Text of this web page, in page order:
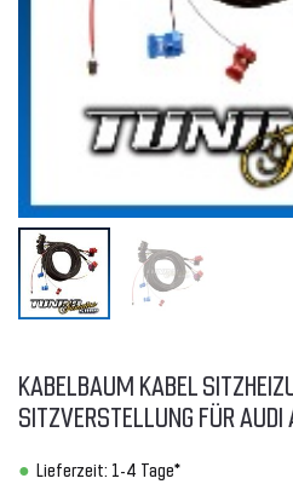
KABELBAUM KABEL
SITZVERSTELLUNG FÜR
Lieferzeit: 1-4 Tage*